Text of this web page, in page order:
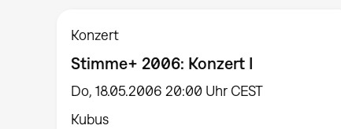
Konzert
Stimme+ 2006: Konzert I
Do, 18.05.2006 20:00 Uhr CEST
Kubus